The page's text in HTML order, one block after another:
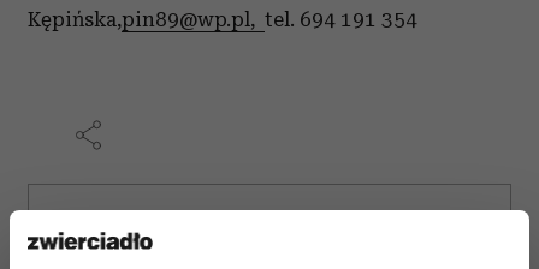
Kępińska,pin89@wp.pl, tel. 694 191 354